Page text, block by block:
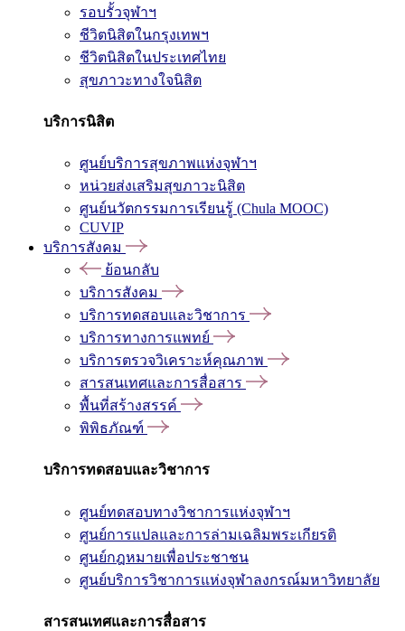
รอบรั้วจุฬาฯ
ชีวิตนิสิตในกรุงเทพฯ
ชีวิตนิสิตในประเทศไทย
สุขภาวะทางใจนิสิต
บริการนิสิต
ศูนย์บริการสุขภาพแห่งจุฬาฯ
หน่วยส่งเสริมสุขภาวะนิสิต
ศูนย์นวัตกรรมการเรียนรู้ (Chula MOOC)
CUVIP
บริการสังคม
ย้อนกลับ
บริการสังคม
บริการทดสอบและวิชาการ
บริการทางการแพทย์
บริการตรวจวิเคราะห์คุณภาพ
สารสนเทศและการสื่อสาร
พื้นที่สร้างสรรค์
พิพิธภัณฑ์
บริการทดสอบและวิชาการ
ศูนย์ทดสอบทางวิชาการแห่งจุฬาฯ
ศูนย์การแปลและการล่ามเฉลิมพระเกียรติ
ศูนย์กฎหมายเพื่อประชาชน
ศูนย์บริการวิชาการแห่งจุฬาลงกรณ์มหาวิทยาลัย
สารสนเทศและการสื่อสาร